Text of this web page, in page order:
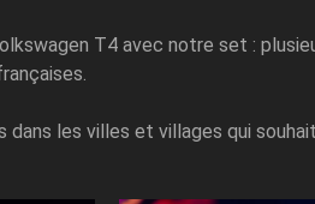
T4 avec notre set :
les villes et villages qui